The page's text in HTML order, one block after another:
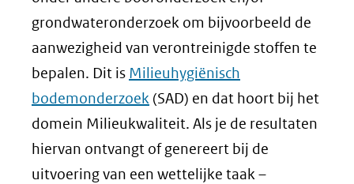
grondwateronderzoek om bijvoorbeeld de
aanwezigheid van verontreinigde stoffen te
bepalen. Dit is Milieuhygiënisch
bodemonderzoek (SAD) en dat hoort bij het
domein Milieukwaliteit. Als je de resultaten
hiervan ontvangt of genereert bij de
uitvoering van een wettelijke taak –